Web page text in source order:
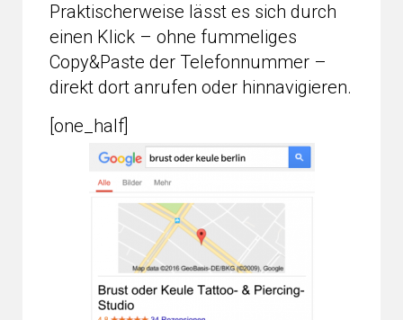
Praktischerweise lässt es sich durch
einen Klick – ohne fummeliges
Copy&Paste der Telefonnummer –
direkt dort anrufen oder hinnavigieren.
[one_half]